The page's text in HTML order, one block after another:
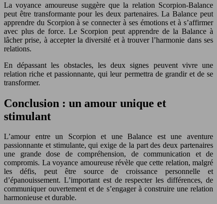
La voyance amoureuse suggère que la relation Scorpion-Balance
peut être transformante pour les deux partenaires. La Balance peut
apprendre du Scorpion à se connecter à ses émotions et à s’affirmer
avec plus de force. Le Scorpion peut apprendre de la Balance à
lâcher prise, à accepter la diversité et à trouver l’harmonie dans ses
relations.
En dépassant les obstacles, les deux signes peuvent vivre une
relation riche et passionnante, qui leur permettra de grandir et de se
transformer.
Conclusion : un amour unique et
stimulant
L’amour entre un Scorpion et une Balance est une aventure
passionnante et stimulante, qui exige de la part des deux partenaires
une grande dose de compréhension, de communication et de
compromis. La voyance amoureuse révèle que cette relation, malgré
les défis, peut être source de croissance personnelle et
d’épanouissement. L’important est de respecter les différences, de
communiquer ouvertement et de s’engager à construire une relation
harmonieuse et durable.